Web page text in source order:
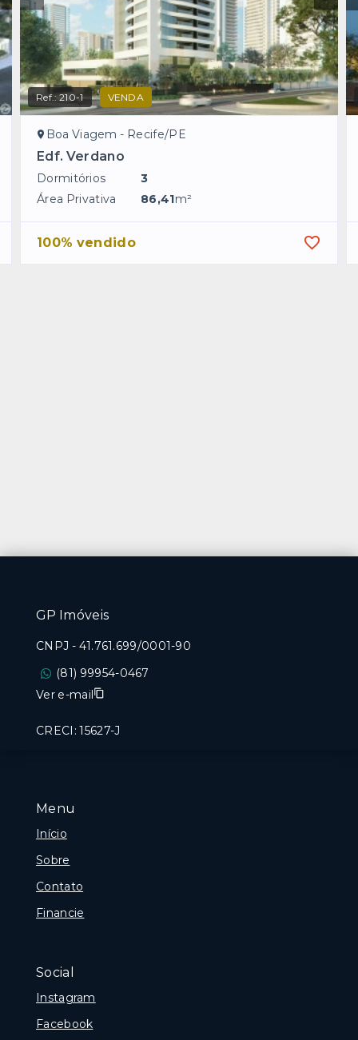
Ref.:210-1 VENDA
Boa Viagem - Recife/PE
Edf. Verdano
Dormitórios
3
Área Privativa
86,41m²
100% vendido
Menu
Início
Sobre
Contato
Financie
Social
Instagram
Facebook
GP Imóveis
CNPJ - 41.761.699/0001-90
(81) 99954-0467
Ver e-mail
CRECI: 15627-J